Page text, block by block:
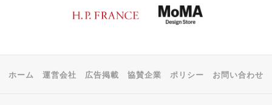
ホーム 運営会社 広告掲載 協賛企業 ポリシー お問い合わせ